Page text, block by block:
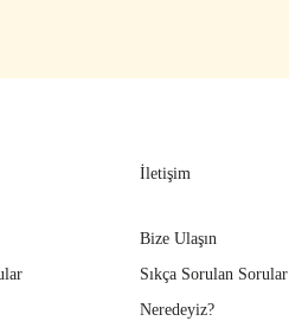
İletişim
Bize Ulaşın
Sıkça Sorulan Sorular
Neredeyiz?